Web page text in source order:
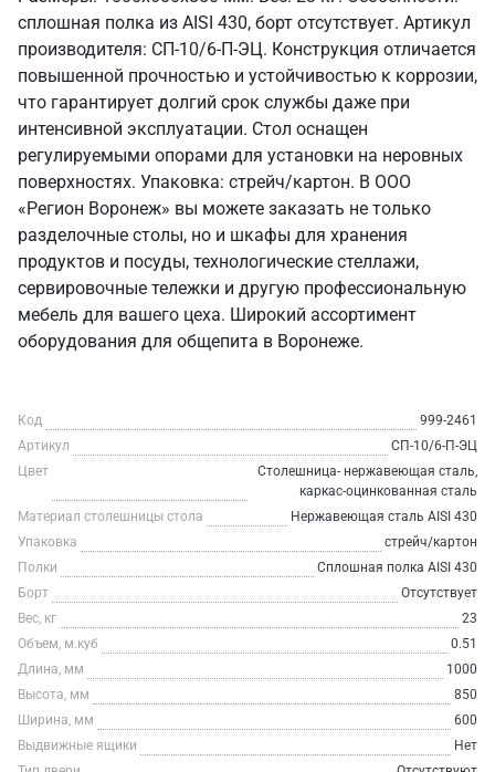
сплошная полка из AISI 430, борт отсутствует. Артикул
производителя: СП-10/6-П-ЭЦ. Конструкция отличается
повышенной прочностью и устойчивостью к коррозии,
что гарантирует долгий срок службы даже при
интенсивной эксплуатации. Стол оснащен
регулируемыми опорами для установки на неровных
поверхностях. Упаковка: стрейч/картон. В ООО
«Регион Воронеж» вы можете заказать не только
разделочные столы, но и шкафы для хранения
продуктов и посуды, технологические стеллажи,
сервировочные тележки и другую профессиональную
мебель для вашего цеха. Широкий ассортимент
оборудования для общепита в Воронеже.
Код
999-2461
Артикул
СП-10/6-П-ЭЦ
Цвет
Столешница- нержавеющая сталь,
каркас-оцинкованная сталь
Материал столешницы стола
Нержавеющая сталь AISI 430
Упаковка
стрейч/картон
Полки
Сплошная полка AISI 430
Борт
Отсутствует
Вес, кг
23
Объем, м.куб
0.51
Длина, мм
1000
Высота, мм
850
Ширина, мм
600
Выдвижные ящики
Нет